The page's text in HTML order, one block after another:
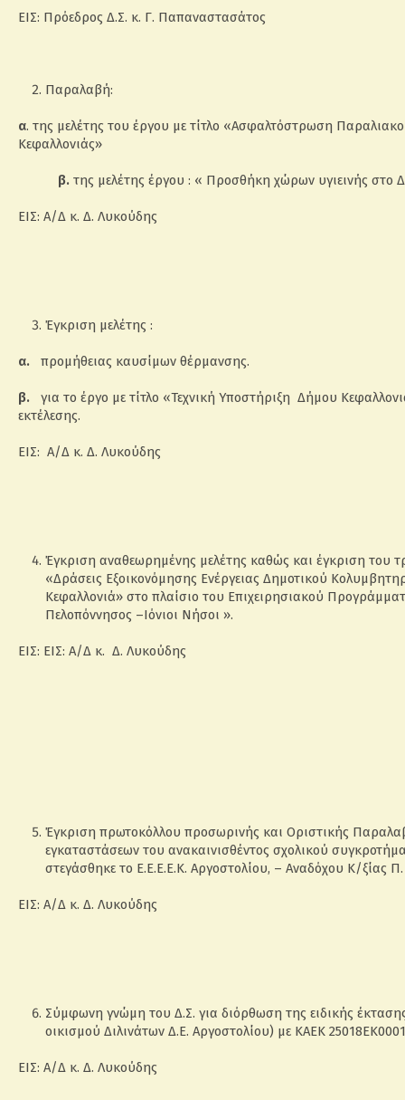
ΕΙΣ: Πρόεδρος Δ.Σ. κ. Γ. Παπαναστασάτος
Παραλαβή:
α. της μελέτης του έργου με τίτλο «Ασφαλτόστρωση
Κεφαλλονιάς»
β. της μελέτης έργου : « Προσθήκη χώρων υγιεινής στο
ΕΙΣ: Α/Δ κ. Δ. Λυκούδης
Έγκριση μελέτης :
α. προμήθειας καυσίμων θέρμανσης.
β. για το έργο με τίτλο «Τεχνική Υποστήριξη Δήμου
εκτέλεσης.
ΕΙΣ: Α/Δ κ. Δ. Λυκούδης
Έγκριση αναθεωρημένης μελέτης καθώς και έγκριση του
«Δράσεις Εξοικονόμησης Ενέργειας Δημοτικού
Κεφαλλονιά» στο πλαίσιο του Επιχειρησιακού
Πελοπόννησος –Ιόνιοι Νήσοι ».
ΕΙΣ: ΕΙΣ: Α/Δ κ. Δ. Λυκούδης
Έγκριση πρωτοκόλλου προσωρινής και Οριστικής
εγκαταστάσεων του ανακαινισθέντος σχολικού
στεγάσθηκε το Ε.Ε.Ε.Ε.Κ. Αργοστολίου, – Αναδόχου Κ/ξίας
ΕΙΣ: Α/Δ κ. Δ. Λυκούδης
Σύμφωνη γνώμη του Δ.Σ. για διόρθωση της ειδικής
οικισμού Διλινάτων Δ.Ε. Αργοστολίου) με ΚΑΕΚ
ΕΙΣ: Α/Δ κ. Δ. Λυκούδης